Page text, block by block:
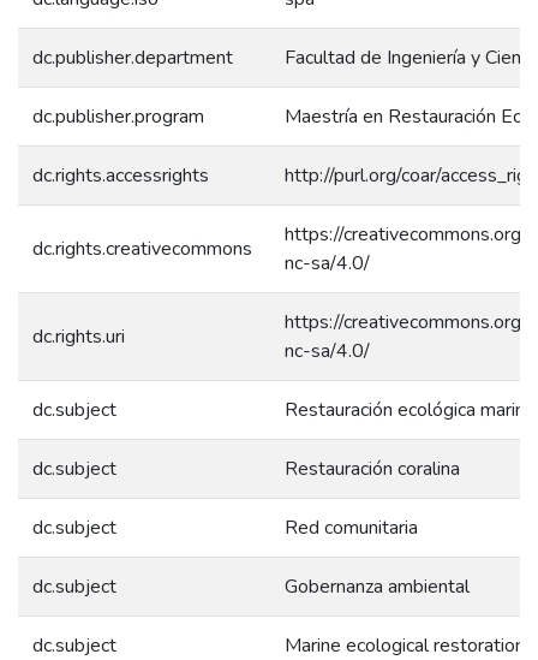
dc.publisher.department Facultad de Ingeniería y
dc.publisher.program Maestría en Restauración
dc.rights.accessrights http://purl.org/coar/
dc.rights.creativecommons
https://creativecommons.org/
nc-sa/4.0/
dc.rights.uri
https://creativecommons.org/
nc-sa/4.0/
dc.subject Restauración ecológica marina
dc.subject Restauración coralina
dc.subject Red comunitaria
dc.subject Gobernanza ambiental
dc.subject Marine ecological restoration